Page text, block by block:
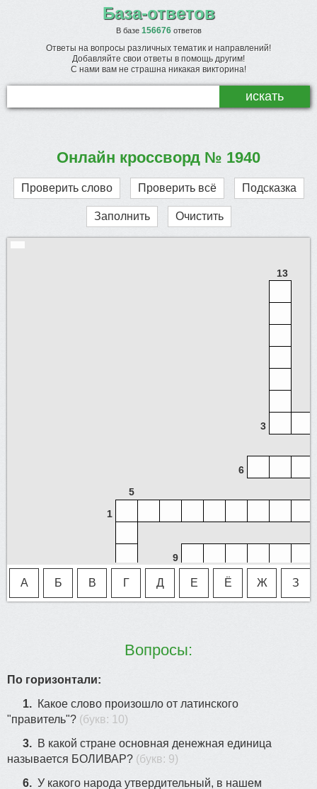
База-ответов
В базе 156676ответов
Ответы на вопросы различных тематик и направлений!
Добавляйте свои ответы в помощь другим!
С нами вам не страшна никакая викторина!
Онлайн кроссворд № 1940
Проверить слово Проверить всё Подсказка
Заполнить Очистить
А Б В Г Д Е Ё Ж З
13
3
6
5
1
9
11
Вопросы:
По горизонтали:
1. Какое слово произошло от латинского
"правитель"? (букв: 10)
3. В какой стране основная денежная единица
называется БОЛИВАР? (букв: 9)
6. У какого народа утвердительный, в нашем